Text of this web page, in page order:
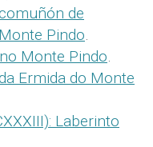
de
Pindo.
Monte Pindo.
Ermida do Monte
Laberinto